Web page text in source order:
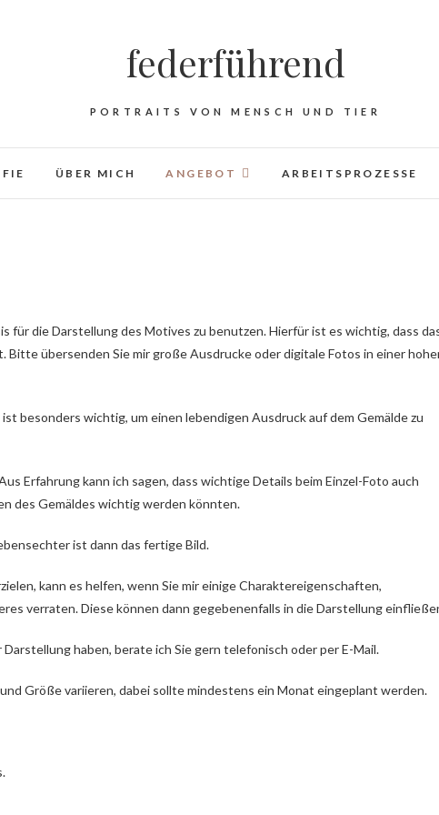
federführend
PORTRAITS VON MENSCH UND TIER
ÜBER MICH ANGEBOT ARBEITSPROZESSE
für die Darstellung des Motives zu benutzen. Hierfür ist es wichtig, dass
übersenden Sie mir große Ausdrucke oder digitale Fotos in einer
besonders wichtig, um einen lebendigen Ausdruck auf dem Gemälde zu
Erfahrung kann ich sagen, dass wichtige Details beim Einzel-Foto auch
des Gemäldes wichtig werden könnten.
ist dann das fertige Bild.
kann es helfen, wenn Sie mir einige Charaktereigenschaften,
verraten. Diese können dann gegebenenfalls in die Darstellung
haben, berate ich Sie gern telefonisch oder per E-Mail.
Größe variieren, dabei sollte mindestens ein Monat eingeplant werden.